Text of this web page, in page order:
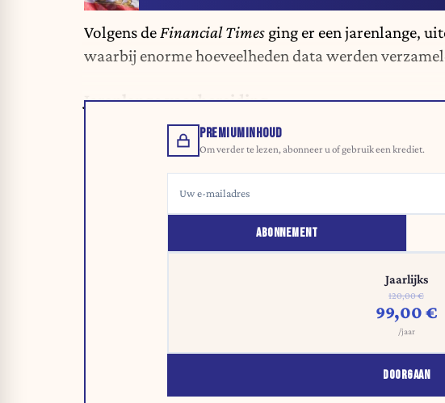
Volgens deFinancial Times ging er een jarenlange,
waarbij enorme hoeveelheden data werden
Jarenlange voorbereiding
PREMIUMINHOUD
Om verder te lezen, abonneer u of gebruik een krediet.
ABONNEMENT
Jaarlijks
120,00 €
99,00 €
/jaar
DOORGAAN